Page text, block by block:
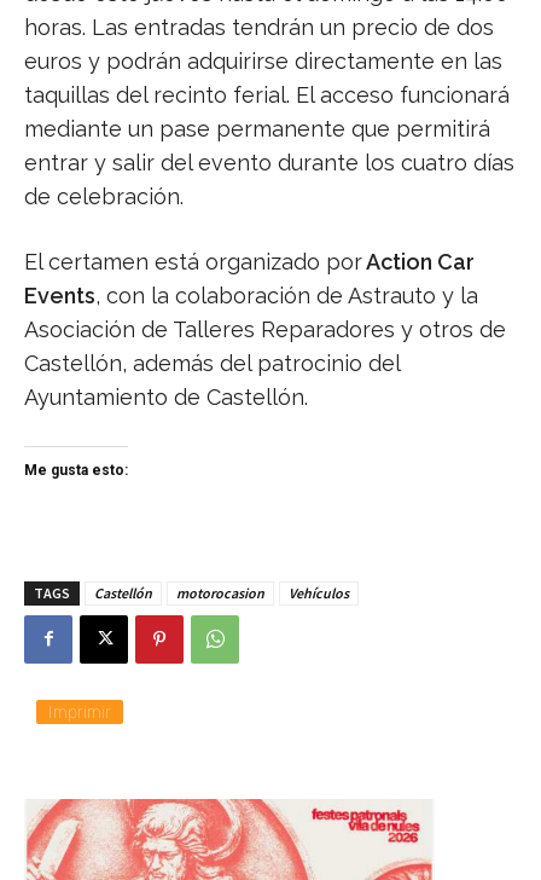
horas. Las entradas tendrán un precio de dos
euros y podrán adquirirse directamente en las
taquillas del recinto ferial. El acceso funcionará
mediante un pase permanente que permitirá
entrar y salir del evento durante los cuatro días
de celebración.
El certamen está organizado porAction Car
Events, con la colaboración de Astrauto y la
Asociación de Talleres Reparadores y otros de
Castellón, además del patrocinio del
Ayuntamiento de Castellón.
Me gusta esto:
TAGS Castellón motorocasion Vehículos
Imprimir